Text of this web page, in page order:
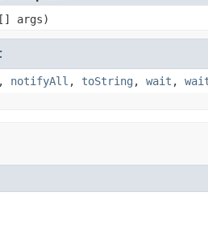
[] args)
, notifyAll , toString , wait ,